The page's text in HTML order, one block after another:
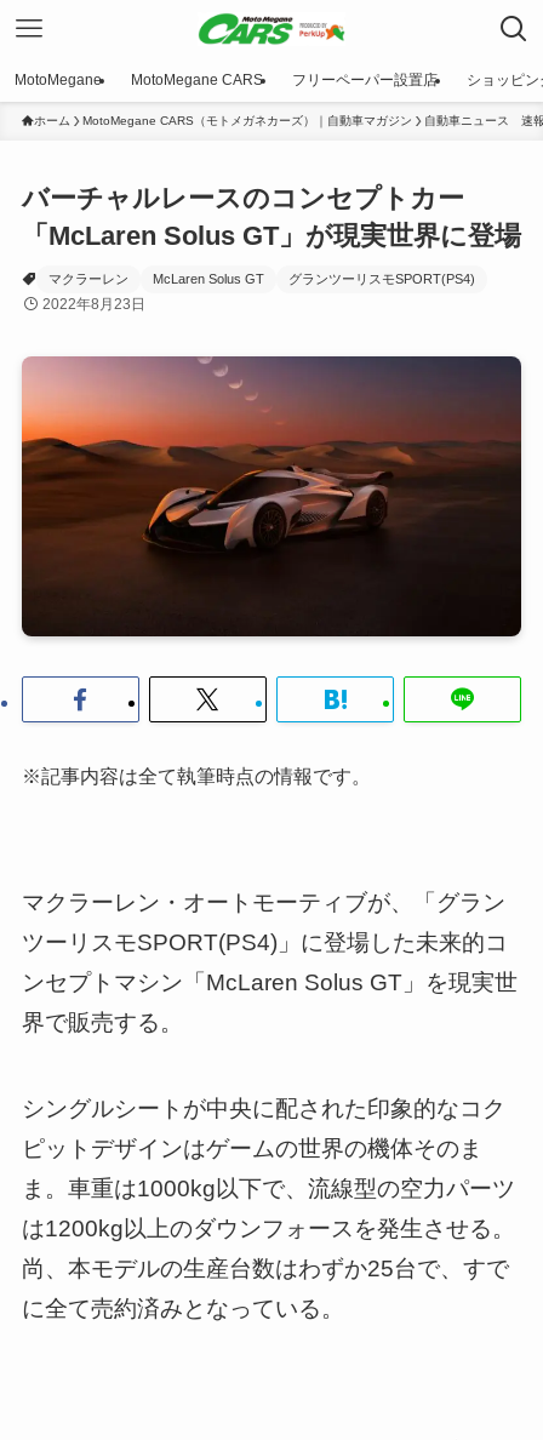
MotoMegane MotoMegane CARS フリーペーパー設置店 ショッピン
ホーム MotoMegane CARS（モトメガネカーズ）｜自動車マガジン 自動車ニュース 速
バーチャルレースのコンセプトカー
「McLaren Solus GT」が現実世界に登場
マクラーレン McLaren Solus GT グランツーリスモSPORT(PS4)
2022年8月23日
※記事内容は全て執筆時点の情報です。
マクラーレン・オートモーティブが、「グラン
ツーリスモSPORT(PS4)」に登場した未来的コ
ンセプトマシン「McLaren Solus GT」を現実世
界で販売する。
シングルシートが中央に配された印象的なコク
ピットデザインはゲームの世界の機体そのま
ま。車重は1000kg以下で、流線型の空力パーツ
は1200kg以上のダウンフォースを発生させる。
尚、本モデルの生産台数はわずか25台で、すで
に全て売約済みとなっている。